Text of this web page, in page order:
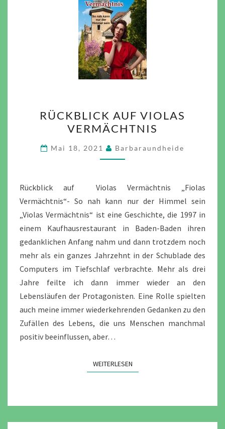
AUF
VIOLAS
VERMÄCHTNIS
RÜCKBLICK AUF VIOLAS
VERMÄCHTNIS
Mai 18, 2021 Barbaraundheide
Rückblick auf Violas Vermächtnis „Fiolas
Vermächtnis“- So nah kann nur der Himmel sein
„Violas Vermächtnis“ ist eine Geschichte, die 1997 in
einem Kaufhausrestaurant in Baden-Baden ihren
gedanklichen Anfang nahm und dann trotzdem noch
mehr als ein ganzes Jahrzehnt in der Schublade des
Computers im Tiefschlaf verbrachte. Mehr als drei
Jahre feilte ich dann immer wieder an den
Lebensläufen der Protagonisten. Eine Rolle spielten
auch meine immer wiederkehrenden Gedanken zu den
Zufällen des Lebens, die uns Menschen manchmal
positiv beeinflussen, aber…
WEITERLESENWEITERLESEN